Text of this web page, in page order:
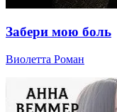
Забери мою боль
Виолетта Роман